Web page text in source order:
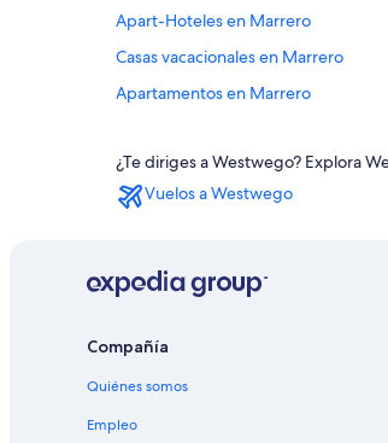
Apart-Hoteles en Marrero
Casas vacacionales en Marrero
Apartamentos en Marrero
Hoteles de negocios en Marrero
Hoteles con gimnasio en Marrero
Hoteles cerca de Barney Mintz Field
Hoteles con casino en Distrito
Hoteles familiares en Distrito
Hoteles con bar en Distrito
¿Te diriges a Westwego? Explora
Vuelos a Westwego
Compañía
Quiénes somos
Empleo